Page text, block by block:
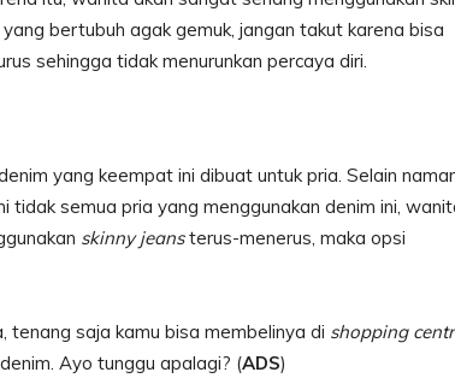
bertubuh agak gemuk, jangan takut karena bisa
sehingga tidak menurunkan percaya diri.
yang keempat ini dibuat untuk pria. Selain
semua pria yang menggunakan denim ini,
skinny jeansterus-menerus, maka opsi
tenang saja kamu bisa membelinya di shopping
Ayo tunggu apalagi? (ADS)